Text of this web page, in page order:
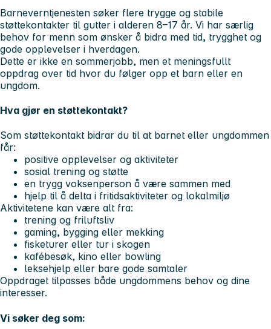
Barneverntjenesten søker flere trygge og stabile
støttekontakter til gutter i alderen 8–17 år. Vi har særlig
behov for menn som ønsker å bidra med tid, trygghet og
gode opplevelser i hverdagen.
Dette er ikke en sommerjobb, men et meningsfullt
oppdrag over tid hvor du følger opp et barn eller en
ungdom.
Hva gjør en støttekontakt?
Som støttekontakt bidrar du til at barnet eller ungdommen
får:
positive opplevelser og aktiviteter
sosial trening og støtte
en trygg voksenperson å være sammen med
hjelp til å delta i fritidsaktiviteter og lokalmiljø
Aktivitetene kan være alt fra:
trening og friluftsliv
gaming, bygging eller mekking
fisketurer eller tur i skogen
kafébesøk, kino eller bowling
leksehjelp eller bare gode samtaler
Oppdraget tilpasses både ungdommens behov og dine
interesser.
Vi søker deg som: